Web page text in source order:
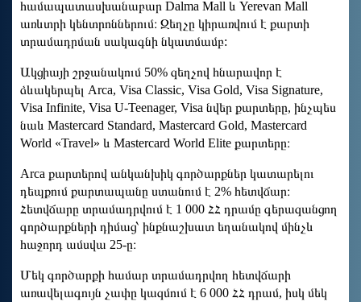
համապատասխանաբար Dalma Mall և Yerevan Mall
առևտրի կենտրոններում։ Զեղչը կիրառվում է քարտի
տրամադրման սակագնի նկատմամբ:
Ակցիայի շրջանակում 50% զեղչով հնարավոր է
ձևակերպել Arca, Visa Classic, Visa Gold, Visa Signature,
Visa Infinite, Visa U-Teenager, Visa նվեր քարտերը, ինչպես
նաև Mastercard Standard, Mastercard Gold, Mastercard
World «Travel» և Mastercard World Elite քարտերը։
Arca քարտերով անկանխիկ գործարքներ կատարելու
դեպքում քարտապանը ստանում է 2% հետվճար։
Հետվճարը տրամադրվում է 1 000 ՀՀ դրամը գերազանցող
գործարքների դիմաց՝ ինքնաշխատ եղանակով մինչև
հաջորդ ամսվա 25-ը։
Մեկ գործարքի համար տրամադրվող հետվճարի
առավելագույն չափը կազմում է 6 000 ՀՀ դրամ, իսկ մեկ